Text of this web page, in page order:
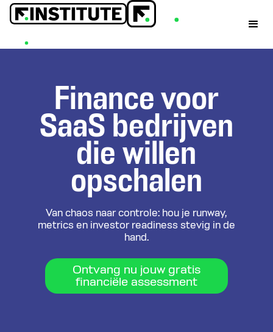
Finance voor
SaaS bedrijven
die willen
opschalen
Van chaos naar controle: hou je runway,
metrics en investor readiness stevig in de
hand.
Ontvang nu jouw gratis
financiële assessment